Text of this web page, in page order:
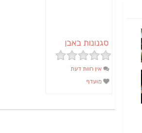
סגנונות באבן
אין חוות דעת
מועדף